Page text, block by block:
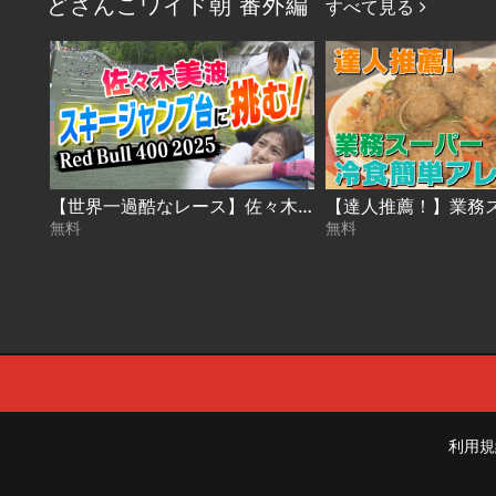
すべて見る
【世界一過酷なレース】佐々木美波アナが4回目の挑戦！札幌・大倉山ジャンプ台を駆け上る！【Red Bull 400】（2025年5月19日放送）
無料 無料
利用